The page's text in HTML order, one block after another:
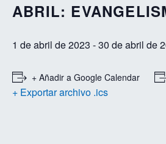
ABRIL:
1 de abril de 2023 -30 de abril de
+ Añadir a Google Calendar
+ Exportar archivo .ics